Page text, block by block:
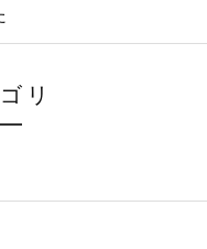
リ